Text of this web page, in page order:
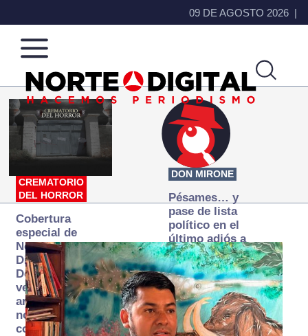
09 DE AGOSTO 2026
Norte
de
Ciudad
Más
que
noticias,
hacemos periodismo
CREMATORIO
DEL HORROR
Cobertura
especial de
Norte
Digital:
Donde la
verdad
arde… pero
no se
consume
DON MIRONE
Pésames… y
pase de lista
político en el
último adiós a
Papá Grande